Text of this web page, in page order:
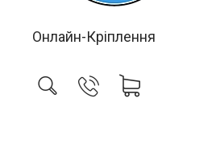
Онлайн-Кріплення